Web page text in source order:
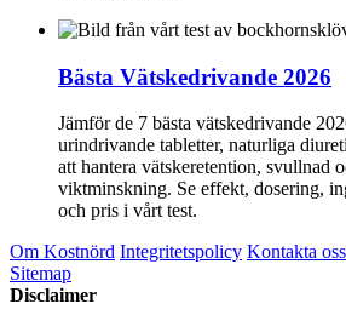
Bästa Vätskedrivande 2026
Jämför de 7 bästa vätskedrivande
urindrivande tabletter, naturliga
att hantera vätskeretention, svullnad
viktminskning. Se effekt, dosering,
och pris i vårt test.
Om Kostnörd Integritetspolicy Kontakta oss
Sitemap
Disclaimer